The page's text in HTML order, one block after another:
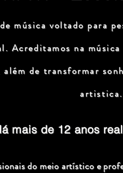
música voltado para
Acreditamos na
além de transformar
artistica.
mais de 12 anos
do meio artístico e